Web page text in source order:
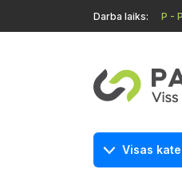
Darba laiks: P - P
Visas